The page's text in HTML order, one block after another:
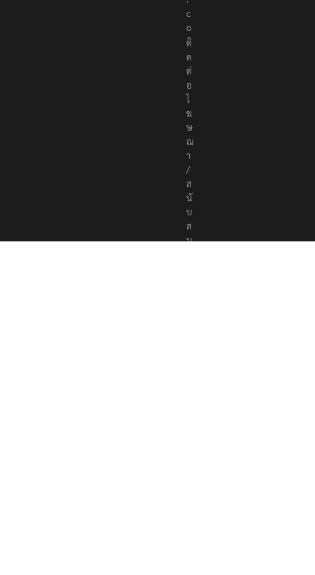
.
c
o
ติ
ด
ต่
อ
โ
ฆ
ษ
ณ
า
/
ส
นั
บ
ส